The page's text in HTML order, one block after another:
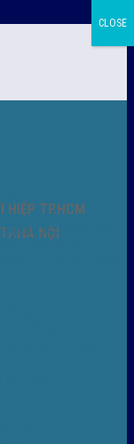
HIỆP TP.HCM
NỘI
PE- màng chit
- hút sát da
CLOSE